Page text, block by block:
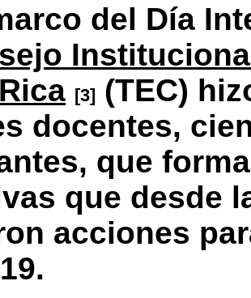
del Día
[3] (TEC)
docentes,
que
que desde
acciones